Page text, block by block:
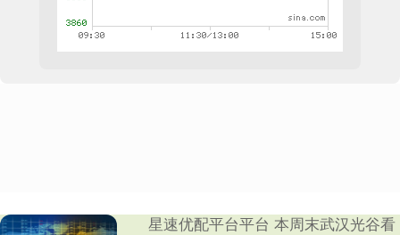
星速优配平台平台 本周末武汉光谷看